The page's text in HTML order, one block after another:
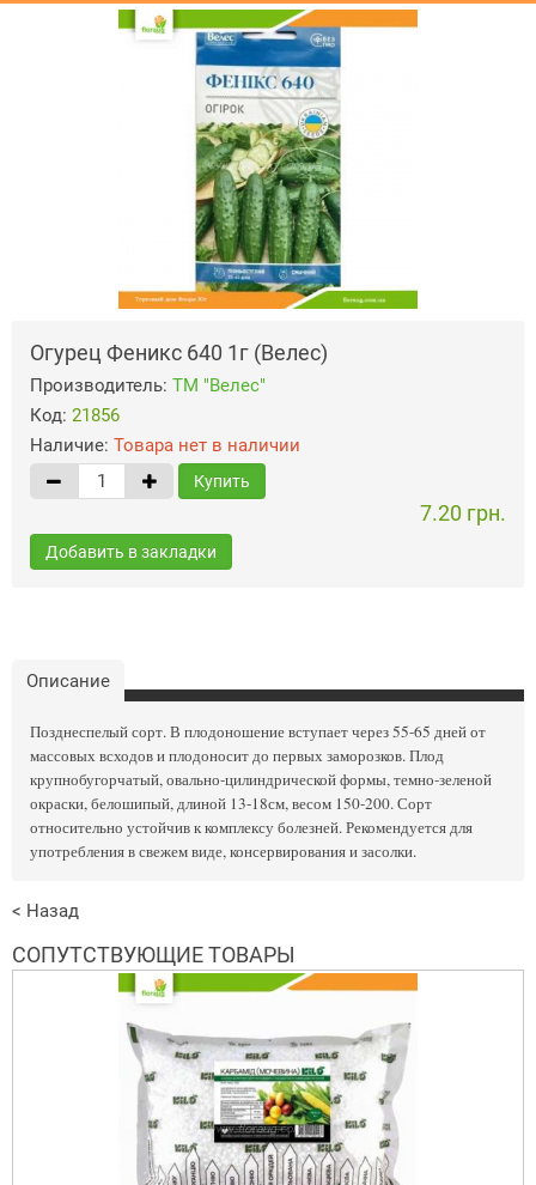
Огурец Феникс 640 1г (Велес)
Производитель: ТМ "Велес"
Код: 21856
Наличие: Товара нет в наличии
Купить
7.20 грн.
Добавить в закладки
Описание
Позднеспелый сорт. В плодоношение вступает через 55-65 дней от
массовых всходов и плодоносит до первых заморозков. Плод
крупнобугорчатый, овально-цилиндрической формы, темно-зеленой
окраски, белошипый, длиной 13-18см, весом 150-200. Сорт
относительно устойчив к комплексу болезней. Рекомендуется для
употребления в свежем виде, консервирования и засолки.
< Назад
СОПУТСТВУЮЩИЕ ТОВАРЫ